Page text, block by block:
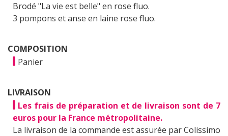
Brodé "La vie est belle" en rose fluo.
3 pompons et anse en laine rose fluo.
COMPOSITION
Panier
LIVRAISON
Les frais de préparation et de livraison sont de 7
euros pour la France métropolitaine.
La livraison de la commande est assurée par Colissimo